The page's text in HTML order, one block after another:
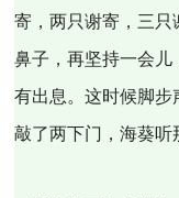
寄，两只谢寄，三
鼻子，再坚持一会
有出息。这时候脚步
敲了两下门，海葵听